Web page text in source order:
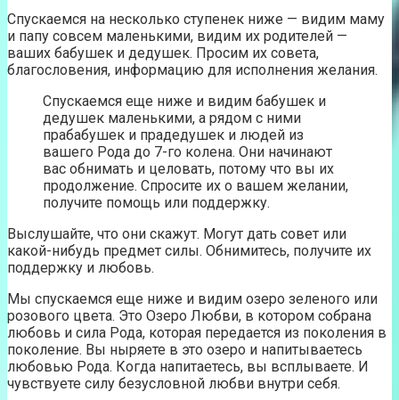
Спускаемся на несколько ступенек ниже — видим маму
и папу совсем маленькими, видим их родителей —
ваших бабушек и дедушек. Просим их совета,
благословения, информацию для исполнения желания.
Спускаемся еще ниже и видим бабушек и
дедушек маленькими, а рядом с ними
прабабушек и прадедушек и людей из
вашего Рода до 7-го колена. Они начинают
вас обнимать и целовать, потому что вы их
продолжение. Спросите их о вашем желании,
получите помощь или поддержку.
Выслушайте, что они скажут. Могут дать совет или
какой-нибудь предмет силы. Обнимитесь, получите их
поддержку и любовь.
Мы спускаемся еще ниже и видим озеро зеленого или
розового цвета. Это Озеро Любви, в котором собрана
любовь и сила Рода, которая передается из поколения в
поколение. Вы ныряете в это озеро и напитываетесь
любовью Рода. Когда напитаетесь, вы всплываете. И
чувствуете силу безусловной любви внутри себя.